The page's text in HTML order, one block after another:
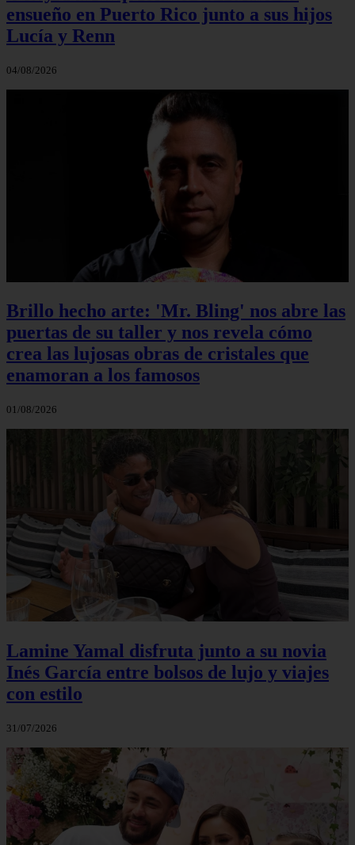
ensueño en Puerto Rico junto a sus hijos
Lucía y Renn
04/08/2026
Brillo hecho arte: 'Mr. Bling' nos abre las
puertas de su taller y nos revela cómo
crea las lujosas obras de cristales que
enamoran a los famosos
01/08/2026
Lamine Yamal disfruta junto a su novia
Inés García entre bolsos de lujo y viajes
con estilo
31/07/2026